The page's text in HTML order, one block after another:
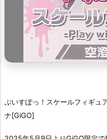
ぶいすぽっ！スケールフィギ
ナ[GiGO]